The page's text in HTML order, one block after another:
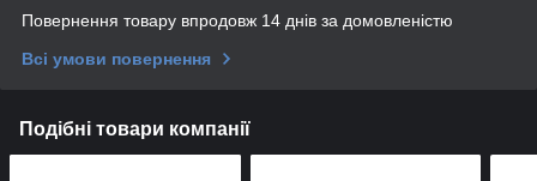
Повернення товару впродовж 14 днів за домовленістю
Всі умови повернення
Подібні товари компанії